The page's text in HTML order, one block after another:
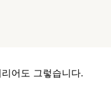
어도 그렇습니다.